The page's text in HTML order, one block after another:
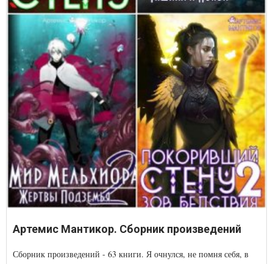
Артемис Мантикор. Сборник произведений
Сборник произведений - 63 книги. Я очнулся, не помня себя, в